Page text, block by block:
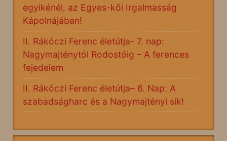
egyikénél, az Egyes-kői Irgalmasság
Kápolnájában!
II. Rákóczi Ferenc életútja- 7. nap:
Nagymajténytól Rodostóig – A ferences
fejedelem
II. Rákóczi Ferenc életútja– 6. Nap: A
szabadságharc és a Nagymajtényi sík!